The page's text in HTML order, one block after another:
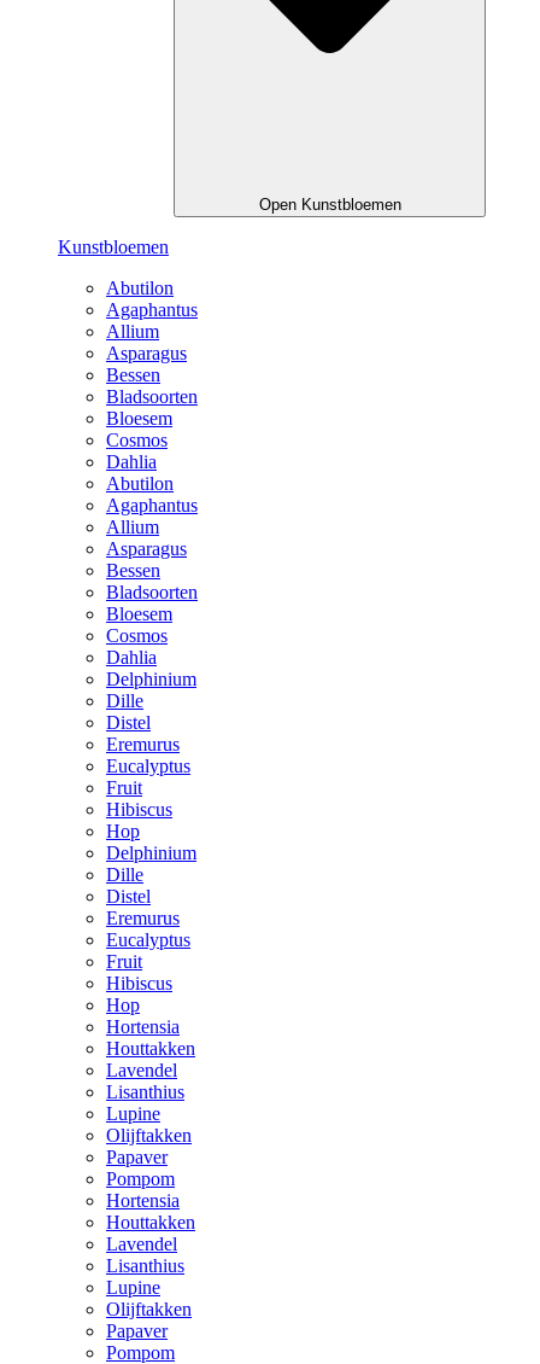
Open Kunstbloemen
Kunstbloemen
Abutilon
Agaphantus
Allium
Asparagus
Bessen
Bladsoorten
Bloesem
Cosmos
Dahlia
Abutilon
Agaphantus
Allium
Asparagus
Bessen
Bladsoorten
Bloesem
Cosmos
Dahlia
Delphinium
Dille
Distel
Eremurus
Eucalyptus
Fruit
Hibiscus
Hop
Delphinium
Dille
Distel
Eremurus
Eucalyptus
Fruit
Hibiscus
Hop
Hortensia
Houttakken
Lavendel
Lisanthius
Lupine
Olijftakken
Papaver
Pompom
Hortensia
Houttakken
Lavendel
Lisanthius
Lupine
Olijftakken
Papaver
Pompom